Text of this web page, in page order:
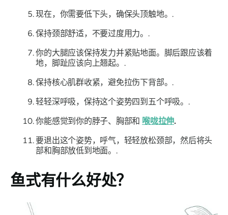
现在，你需要低下头，确保头顶触地。.
保持颈部舒适，不要过度用力。.
你的大腿应该保持发力并紧贴地面。脚后跟应该着
地，脚趾应该向上翘起。.
保持核心肌群收紧，避免拉伤下背部。.
轻轻深呼吸，保持这个姿势四到五个呼吸。.
你能感觉到你的脖子、胸部和 喉咙拉伸.
要退出这个姿势，呼气，轻轻放松颈部，然后将头
部和胸部放低到地面。.
鱼式有什么好处？